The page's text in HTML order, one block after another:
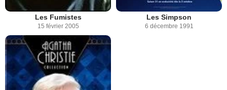
Les Fumistes
15 février 2005
Les Simpson
6 décembre 1991